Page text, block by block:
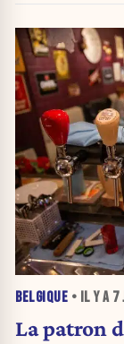
BELGIQUE • IL Y A 7
La patron